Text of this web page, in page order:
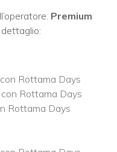
Premium
Rottama Days
Rottama Days
Rottama Days